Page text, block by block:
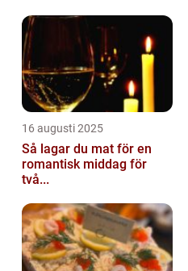
16 augusti 2025
Så lagar du mat för en
romantisk middag för
två...